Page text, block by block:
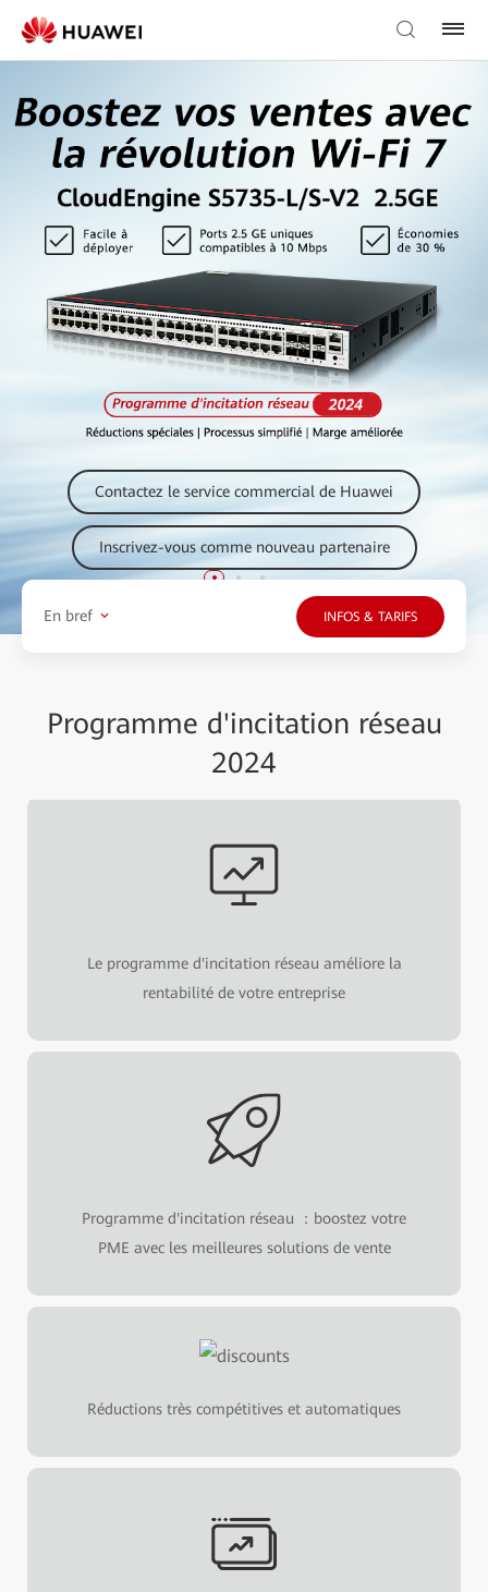
Contactez le service commercial de Huawei
Inscrivez-vous comme nouveau partenaire
En bref INFOS & TARIFS
Programme d'incitation réseau
2024
Le programme d'incitation réseau améliore la
rentabilité de votre entreprise
Programme d'incitation réseau ：boostez votre
PME avec les meilleures solutions de vente
Réductions très compétitives et automatiques